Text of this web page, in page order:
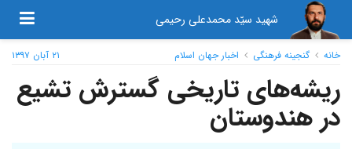
شهید سیّد محمدعلی رحیمی
۲۱ آبان ۱۳۹۷ خانه گنجینه فرهنگی اخبار جهان اسلام
ریشه‌های تاریخی گسترش تشیع
در هندوستان